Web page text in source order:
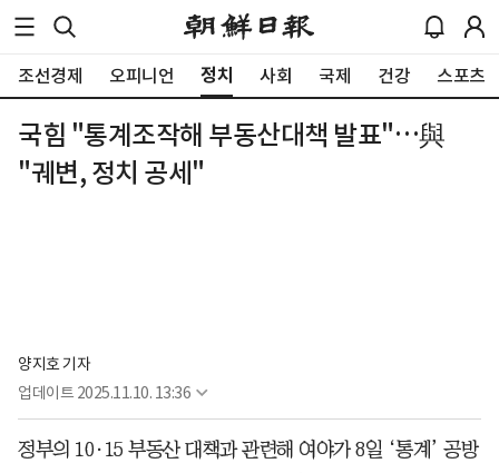
조선경제 오피니언 정치 사회 국제 건강 스포츠
국힘 "통계조작해 부동산대책 발표"…與
"궤변, 정치 공세"
양지호 기자
업데이트 2025.11.10. 13:36
정부의 10·15 부동산 대책과 관련해 여야가 8일 ‘통계’ 공방